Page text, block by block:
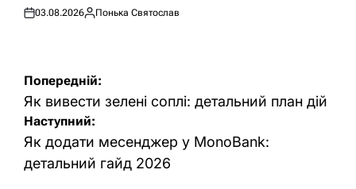
Оприлюднено
03.08.2026
Опубліковано
Понька Святослав
Навігація
записів
Попередній:
Як вивести зелені соплі: детальний план дій
Наступний:
Як додати месенджер у MonoBank:
детальний гайд 2026